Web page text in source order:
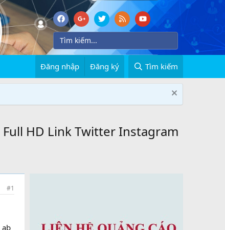
Đăng nhập Đăng ký Tìm kiếm
HD Link Twitter Instagram
#1
ab